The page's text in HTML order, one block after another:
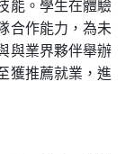
能。學生在體驗
合作能力，為未
與業界夥伴舉辦
獲推薦就業，進